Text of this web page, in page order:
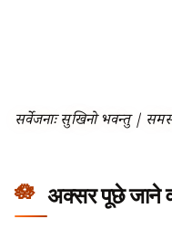
सर्वेजनाः सुखिनो भवन्तु |
अक्सर पूछे जाने